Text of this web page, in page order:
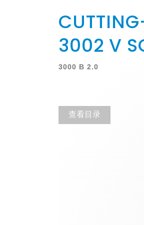
3002 V
3000 B 2.0
查看目录